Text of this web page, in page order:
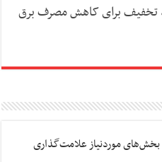
بخش‌های موردنیاز علامت‌گذاری